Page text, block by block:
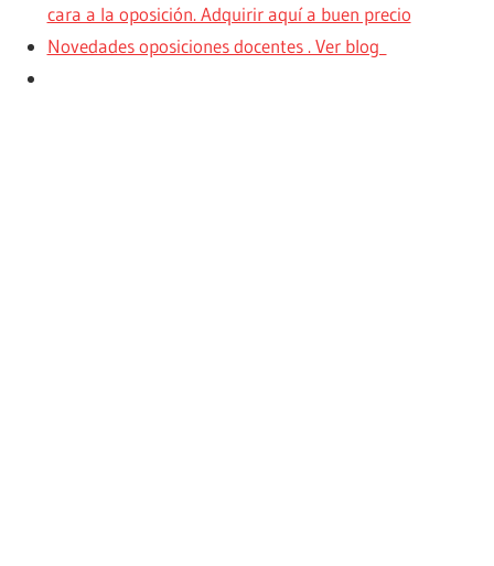
cara a la oposición. Adquirir aquí a buen precio
Novedades oposiciones docentes . Ver blog